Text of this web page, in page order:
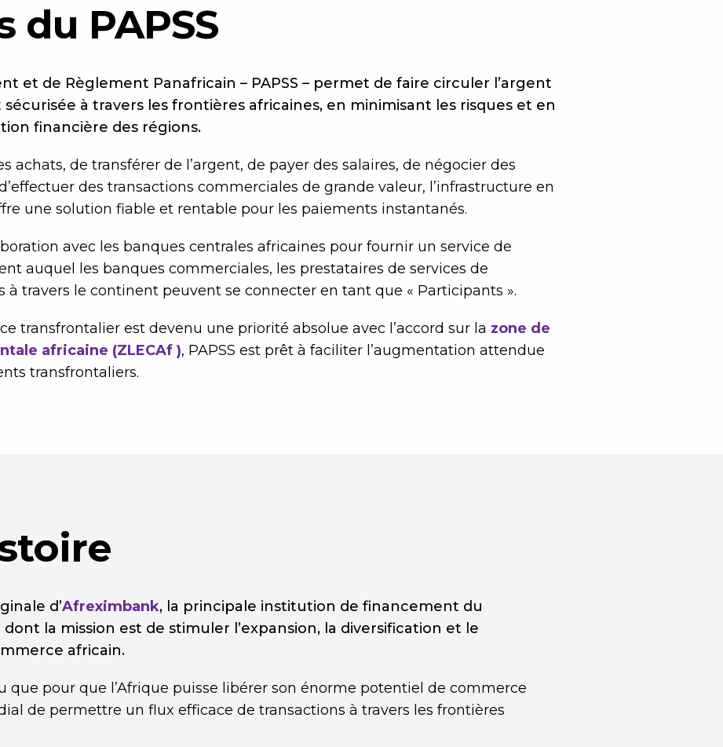
du PAPSS
et de Règlement Panafricain – PAPSS – permet de faire circuler l’argent
à travers les frontières africaines, en minimisant les risques et en
financière des régions.
achats, de transférer de l’argent, de payer des salaires, de négocier des
des transactions commerciales de grande valeur, l’infrastructure en
une solution fiable et rentable pour les paiements instantanés.
avec les banques centrales africaines pour fournir un service de
auquel les banques commerciales, les prestataires de services de
à travers le continent peuvent se connecter en tant que « Participants ».
transfrontalier est devenu une priorité absolue avec l’accord sur la zone de
africaine (ZLECAf ), PAPSS est prêt à faciliter l’augmentation attendue
transfrontaliers.
d’Afreximbank, la principale institution de financement du
la mission est de stimuler l’expansion, la diversification et le
africain.
que pour que l’Afrique puisse libérer son énorme potentiel de commerce
de permettre un flux efficace de transactions à travers les frontières